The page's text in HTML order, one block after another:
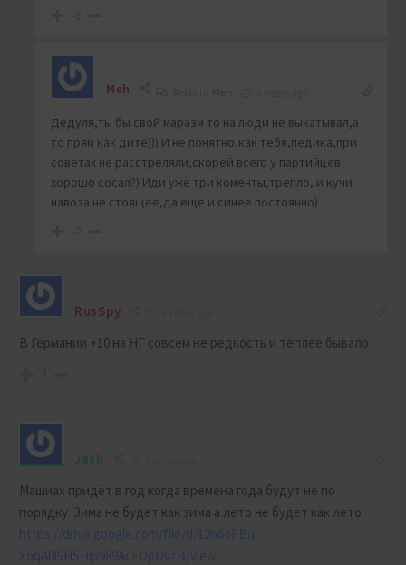
-2
Meh Meh
Дедуля,ты бы свой маразм то на люди не выкатывал,а
то прям как дитё))) И не понятно,как тебя,педика,при
советах не расстреляли,скорей всего у партийцев
хорошо сосал?) Иди уже три коменты,трепло, и кучи
навоза не стоящее,да ещё и синее постоянно)
-2
RusSpy
В Германии +10 на НГ совсем не редкость и теплее бывало.
2
Jash
Машиах придёт в год когда времена года будут не по
порядку. Зима не будет как зима а лето не будет как лето
https://drive.google.com/file/d/12n6oFBu-
XoqA0l9HSHlp989AcFDpDvzB/view